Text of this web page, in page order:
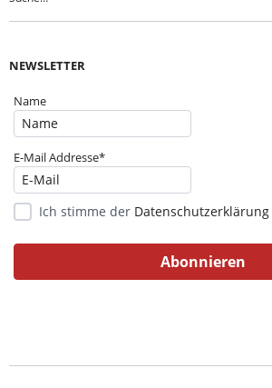
NEWSLETTER
Name
E-Mail Addresse*
Ich stimme der Datenschutzerklärung